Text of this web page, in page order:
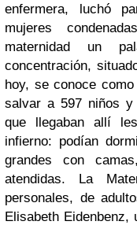
enfermera, luchó
mujeres
maternidad un
concentración,
hoy, se conoce como
salvar a 597 niños y
que llegaban allí
infierno: podían
grandes con
atendidas. La
personales, de
Elisabeth Eidenbenz,